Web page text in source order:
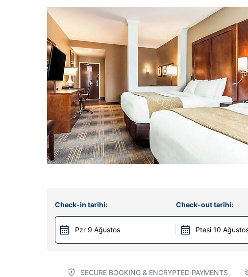
Check-in tarihi:
Pzr 9 Ağustos
Check-out tarihi:
Ptesi 10
SECURE BOOKING & ENCRYPTED PAYMENTS